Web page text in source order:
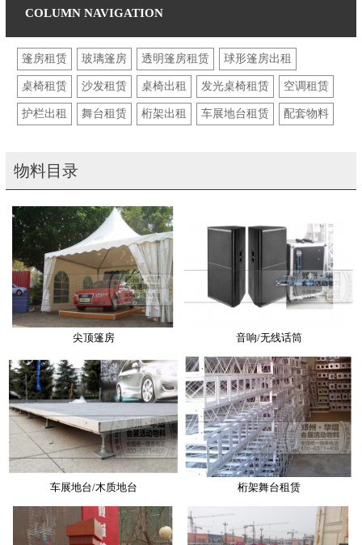
篷房租赁 玻璃篷房 透明篷房租赁 球形篷房出租
桌椅租赁 沙发租赁 桌椅出租 发光桌椅租赁 空调租赁
护栏出租 舞台租赁 桁架出租 车展地台租赁 配套物料
物料目录
尖顶篷房 音响/无线话筒
车展地台/木质地台 桁架舞台租赁